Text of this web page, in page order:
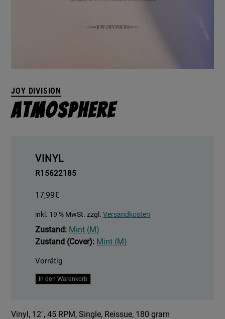
JOY DIVISION
Atmosphere
VINYL
R15622185
17,99€
inkl. 19 % MwSt. zzgl.Versandkosten
Zustand: Mint (M)
Zustand (Cover): Mint (M)
Vorrätig
Atmosphere
In den Warenkorb
Vinyl, 12″, 45 RPM, Single, Reissue, 180 gram